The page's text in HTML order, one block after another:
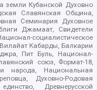
земли Кубанской Духовно
Славянская Община,
Семинария Духовное
Джамаат, Свидетели
социалистическое
Кабарды, Балкарии
Пит Буль, Национал-
союз, Формат-18,
народа, Национальная
Духовно-Родовая
Древнерусской